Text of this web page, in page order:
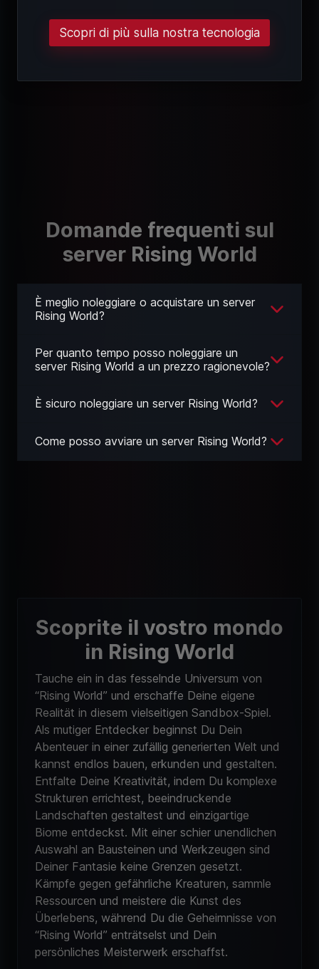
Scopri di più sulla nostra tecnologia
Domande frequenti sul
server Rising World
È meglio noleggiare o acquistare un server
Rising World?
Per quanto tempo posso noleggiare un
server Rising World a un prezzo ragionevole?
È sicuro noleggiare un server Rising World?
Come posso avviare un server Rising World?
Scoprite il vostro mondo
in Rising World
Tauche ein in das fesselnde Universum von
“Rising World” und erschaffe Deine eigene
Realität in diesem vielseitigen Sandbox-Spiel.
Als mutiger Entdecker beginnst Du Dein
Abenteuer in einer zufällig generierten Welt und
kannst endlos bauen, erkunden und gestalten.
Entfalte Deine Kreativität, indem Du komplexe
Strukturen errichtest, beeindruckende
Landschaften gestaltest und einzigartige
Biome entdeckst. Mit einer schier unendlichen
Auswahl an Bausteinen und Werkzeugen sind
Deiner Fantasie keine Grenzen gesetzt.
Kämpfe gegen gefährliche Kreaturen, sammle
Ressourcen und meistere die Kunst des
Überlebens, während Du die Geheimnisse von
“Rising World” enträtselst und Dein
persönliches Meisterwerk erschaffst.